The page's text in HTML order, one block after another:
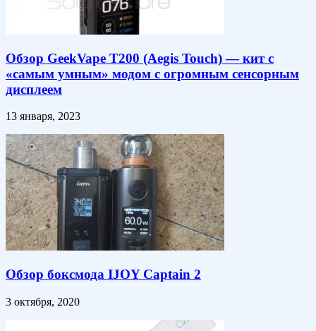
Обзор GeekVape T200 (Aegis Touch) — кит с
«самым умным» модом с огромным сенсорным
дисплеем
13 января, 2023
Обзор боксмода IJOY Captain 2
3 октября, 2020